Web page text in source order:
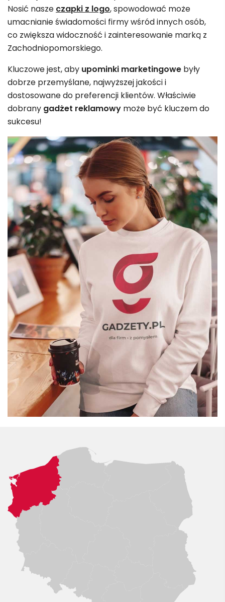
Nosić nasze czapki z logo, spowodować może
umacnianie świadomości firmy wśród innych osób,
co zwiększa widoczność i zainteresowanie marką z
Zachodniopomorskiego.
Kluczowe jest, aby upominki marketingowe były
dobrze przemyślane, najwyższej jakości i
dostosowane do preferencji klientów. Właściwie
dobrany gadżet reklamowy może być kluczem do
sukcesu!